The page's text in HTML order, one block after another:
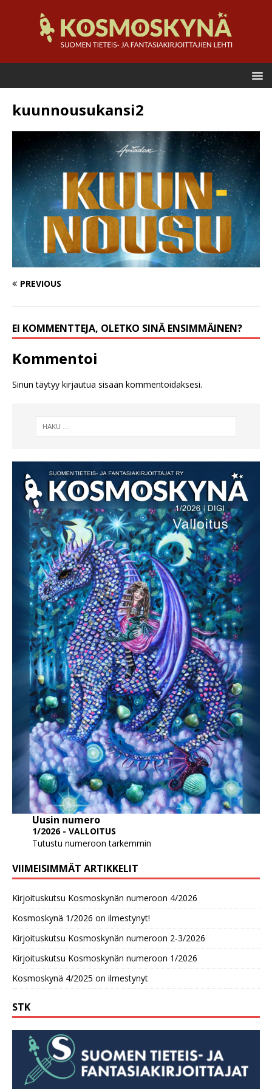
kuunnousukansi2
PREVIOUS
EI KOMMENTTEJA, OLETKO SINÄ ENSIMMÄINEN?
Kommentoi
Sinun täytyy kirjautua sisään kommentoidaksesi.
Uusin numero
1/2026 - VALLOITUS
Tutustu numeroon tarkemmin
VIIMEISIMMÄT ARTIKKELIT
Kirjoituskutsu Kosmoskynän numeroon 4/2026
Kosmoskynä 1/2026 on ilmestynyt!
Kirjoituskutsu Kosmoskynän numeroon 2-3/2026
Kirjoituskutsu Kosmoskynän numeroon 1/2026
Kosmoskynä 4/2025 on ilmestynyt
STK